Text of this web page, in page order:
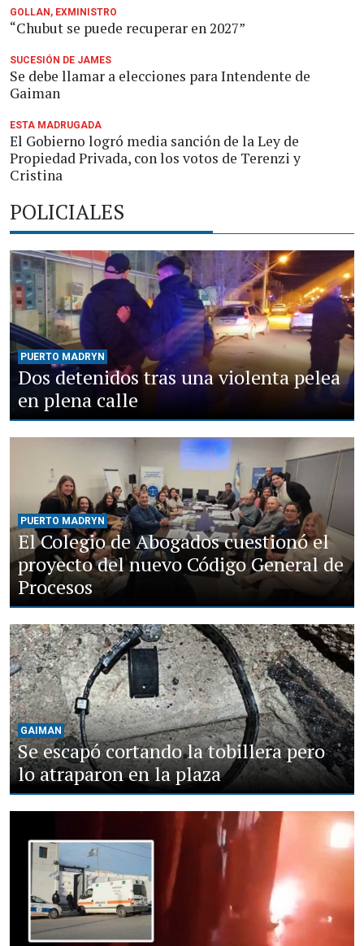
GOLLAN, EXMINISTRO
“Chubut se puede recuperar en 2027”
SUCESIÓN DE JAMES
Se debe llamar a elecciones para Intendente de
Gaiman
ESTA MADRUGADA
El Gobierno logró media sanción de la Ley de
Propiedad Privada, con los votos de Terenzi y
Cristina
POLICIALES
PUERTO MADRYN
Dos detenidos tras una violenta pelea
en plena calle
PUERTO MADRYN
El Colegio de Abogados cuestionó el
proyecto del nuevo Código General de
Procesos
GAIMAN
Se escapó cortando la tobillera pero
lo atraparon en la plaza